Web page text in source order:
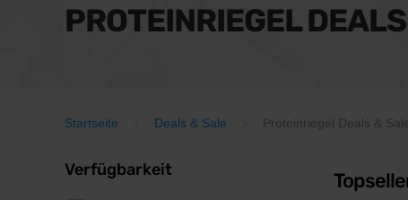
PROTEINRIEGEL
Startseite Deals & Sale Proteinriegel Deals &
Verfügbarkeit